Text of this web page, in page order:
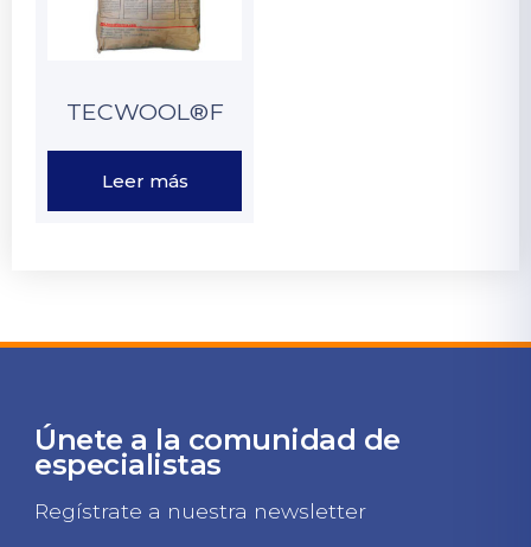
TECWOOL®F
Leer más
Únete a la comunidad de
especialistas
Regístrate a nuestra newsletter